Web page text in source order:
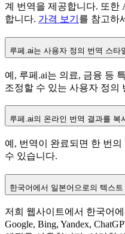
계 번역을 제공합니다. 또한
합니다. 가격 보기 를 참고하
루페.ai는 사용자 정의 번역 스타
예, 루페.ai는 의료, 금융 등
조정할 수 있는 사용자 정의
루페.ai의 온라인 번역 결과를 복
예, 번역이 완료되면 한 번
수 있습니다.
한국어에서 일본어으로의 텍스
저희 웹사이트에서 한국어
Google, Bing, Yandex,